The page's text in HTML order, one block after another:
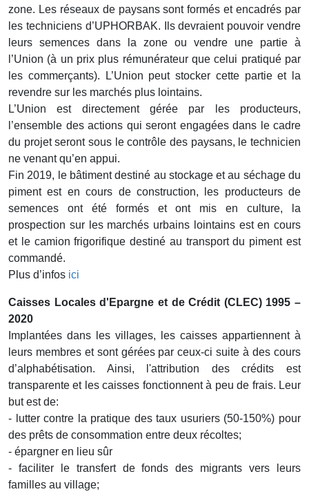
zone. Les réseaux de paysans sont formés et encadrés par
les techniciens d’UPHORBAK. Ils devraient pouvoir vendre
leurs semences dans la zone ou vendre une partie à
l’Union (à un prix plus rémunérateur que celui pratiqué par
les commerçants). L’Union peut stocker cette partie et la
revendre sur les marchés plus lointains.
L’Union est directement gérée par les producteurs,
l’ensemble des actions qui seront engagées dans le cadre
du projet seront sous le contrôle des paysans, le technicien
ne venant qu’en appui.
Fin 2019, le bâtiment destiné au stockage et au séchage du
piment est en cours de construction, les producteurs de
semences ont été formés et ont mis en culture, la
prospection sur les marchés urbains lointains est en cours
et le camion frigorifique destiné au transport du piment est
commandé.
Plus d’infos ici
Caisses Locales d'Epargne et de Crédit (CLEC) 1995 –
2020
Implantées dans les villages, les caisses appartiennent à
leurs membres et sont gérées par ceux-ci suite à des cours
d’alphabétisation. Ainsi, l'attribution des crédits est
transparente et les caisses fonctionnent à peu de frais. Leur
but est de:
- lutter contre la pratique des taux usuriers (50-150%) pour
des prêts de consommation entre deux récoltes;
- épargner en lieu sûr
- faciliter le transfert de fonds des migrants vers leurs
familles au village;